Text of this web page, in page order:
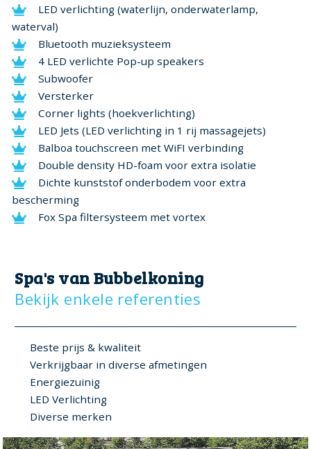
LED verlichting (waterlijn, onderwaterlamp,
waterval)
Bluetooth muzieksysteem
4 LED verlichte Pop-up speakers
Subwoofer
Versterker
Corner lights (hoekverlichting)
LED Jets (LED verlichting in 1 rij massagejets)
Balboa touchscreen met WiFI verbinding
Double density HD-foam voor extra isolatie
Dichte kunststof onderbodem voor extra
bescherming
Fox Spa filtersysteem met vortex
Spa's van Bubbelkoning
Bekijk enkele referenties
Beste prijs & kwaliteit
Verkrijgbaar in diverse afmetingen
Energiezuinig
LED Verlichting
Diverse merken